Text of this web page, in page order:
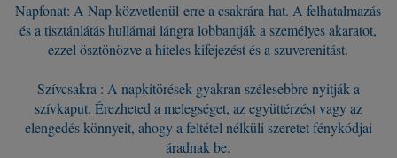
Napfonat: A Nap közvetlenül erre a csakrára hat. A felhatalmazás
és a tisztánlátás hullámai lángra lobbantják a személyes akaratot,
ezzel ösztönözve a hiteles kifejezést és a szuverenitást.
Szívcsakra : A napkitörések gyakran szélesebbre nyitják a
szívkaput. Érezheted a melegséget, az együttérzést vagy az
elengedés könnyeit, ahogy a feltétel nélküli szeretet fénykódjai
áradnak be.